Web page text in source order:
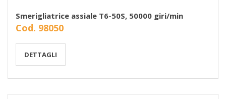
Smerigliatrice assiale T6-50S, 50000 giri/min
Cod. 98050
DETTAGLI